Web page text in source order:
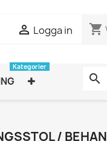
 Logga in shopping_cart
Kategorier
search
/